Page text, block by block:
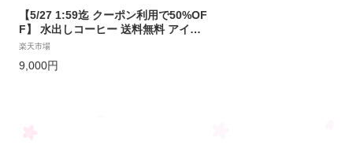
【5/27 1:59迄 クーポン利用で50%OF
F】 水出しコーヒー 送料無料 アイス
コーヒーバッグ コールドブリュー 珈
アム コーヒーパック 銀の水出し珈琲
楽天市場
9,000円